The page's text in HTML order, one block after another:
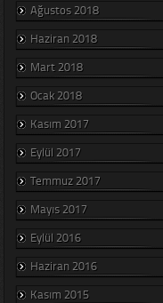
Ağustos 2018
Haziran 2018
Mart 2018
Ocak 2018
Kasım 2017
Eylül 2017
Temmuz 2017
Mayıs 2017
Eylül 2016
Haziran 2016
Kasım 2015